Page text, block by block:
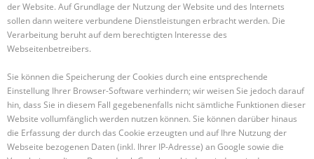
der Website. Auf Grundlage der Nutzung der Website und des Internets
sollen dann weitere verbundene Dienstleistungen erbracht werden. Die
Verarbeitung beruht auf dem berechtigten Interesse des
Webseitenbetreibers.
Sie können die Speicherung der Cookies durch eine entsprechende
Einstellung Ihrer Browser-Software verhindern; wir weisen Sie jedoch darauf
hin, dass Sie in diesem Fall gegebenenfalls nicht sämtliche Funktionen dieser
Website vollumfänglich werden nutzen können. Sie können darüber hinaus
die Erfassung der durch das Cookie erzeugten und auf Ihre Nutzung der
Webseite bezogenen Daten (inkl. Ihrer IP-Adresse) an Google sowie die